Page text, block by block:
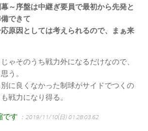
～序盤は中継ぎ要員で最初から先発と
できて
原因としては考えられるので、まぁ来
ゃそのうち戦力外になるだけなので、
う。
に良くなかった制球がサイドでつくの
戦力になり得る。
です ：2019/11/10(日) 01:28:03.62